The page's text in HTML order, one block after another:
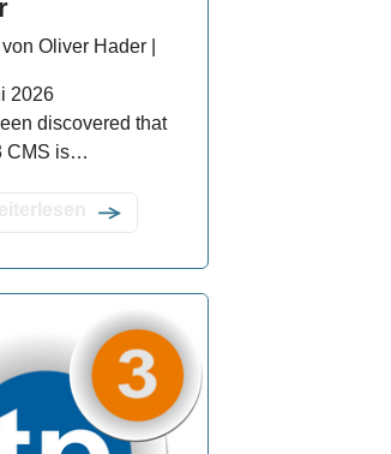
Oliver Hader |
2026
discovered that
CMS is…